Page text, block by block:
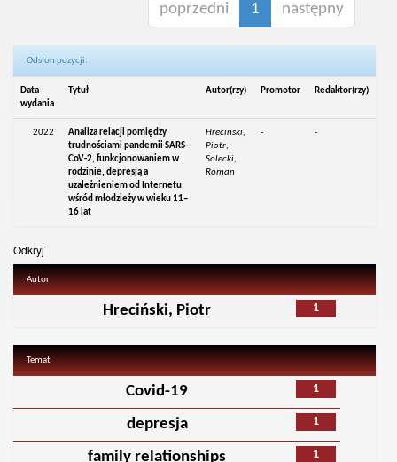
poprzedni 1 następny
Odsłon pozycji:
Data
wydania
Tytuł Autor(rzy) Promotor Redaktor(rzy)
2022
Analiza relacji pomiędzy
trudnościami pandemii SARS-
CoV-2, funkcjonowaniem w
rodzinie, depresją a
uzależnieniem od Internetu
wśród młodzieży w wieku 11–
16 lat
Hreciński,
Piotr;
Solecki,
Roman
- -
Odkryj
Autor
1
Hreciński, Piotr
Temat
1
Covid-19
1
depresja
1
family relationships